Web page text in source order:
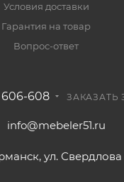
Условия доставки
Гарантия на товар
Вопрос-ответ
606-608 ЗАКАЗАТЬ
info@mebeler51.ru
ул. Свердлова